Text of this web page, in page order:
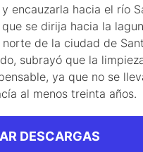
encauzarla hacia el río
se dirija hacia la
de la ciudad de
subrayó que la
ya que no se
al menos treinta años.
DESCARGAS